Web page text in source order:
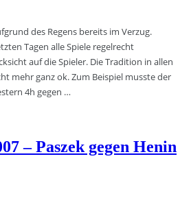
des Regens bereits im Verzug.
Tagen alle Spiele regelrecht
auf die Spieler. Die Tradition in allen
mehr ganz ok. Zum Beispiel musste der
4h gegen …
– Paszek gegen Henin